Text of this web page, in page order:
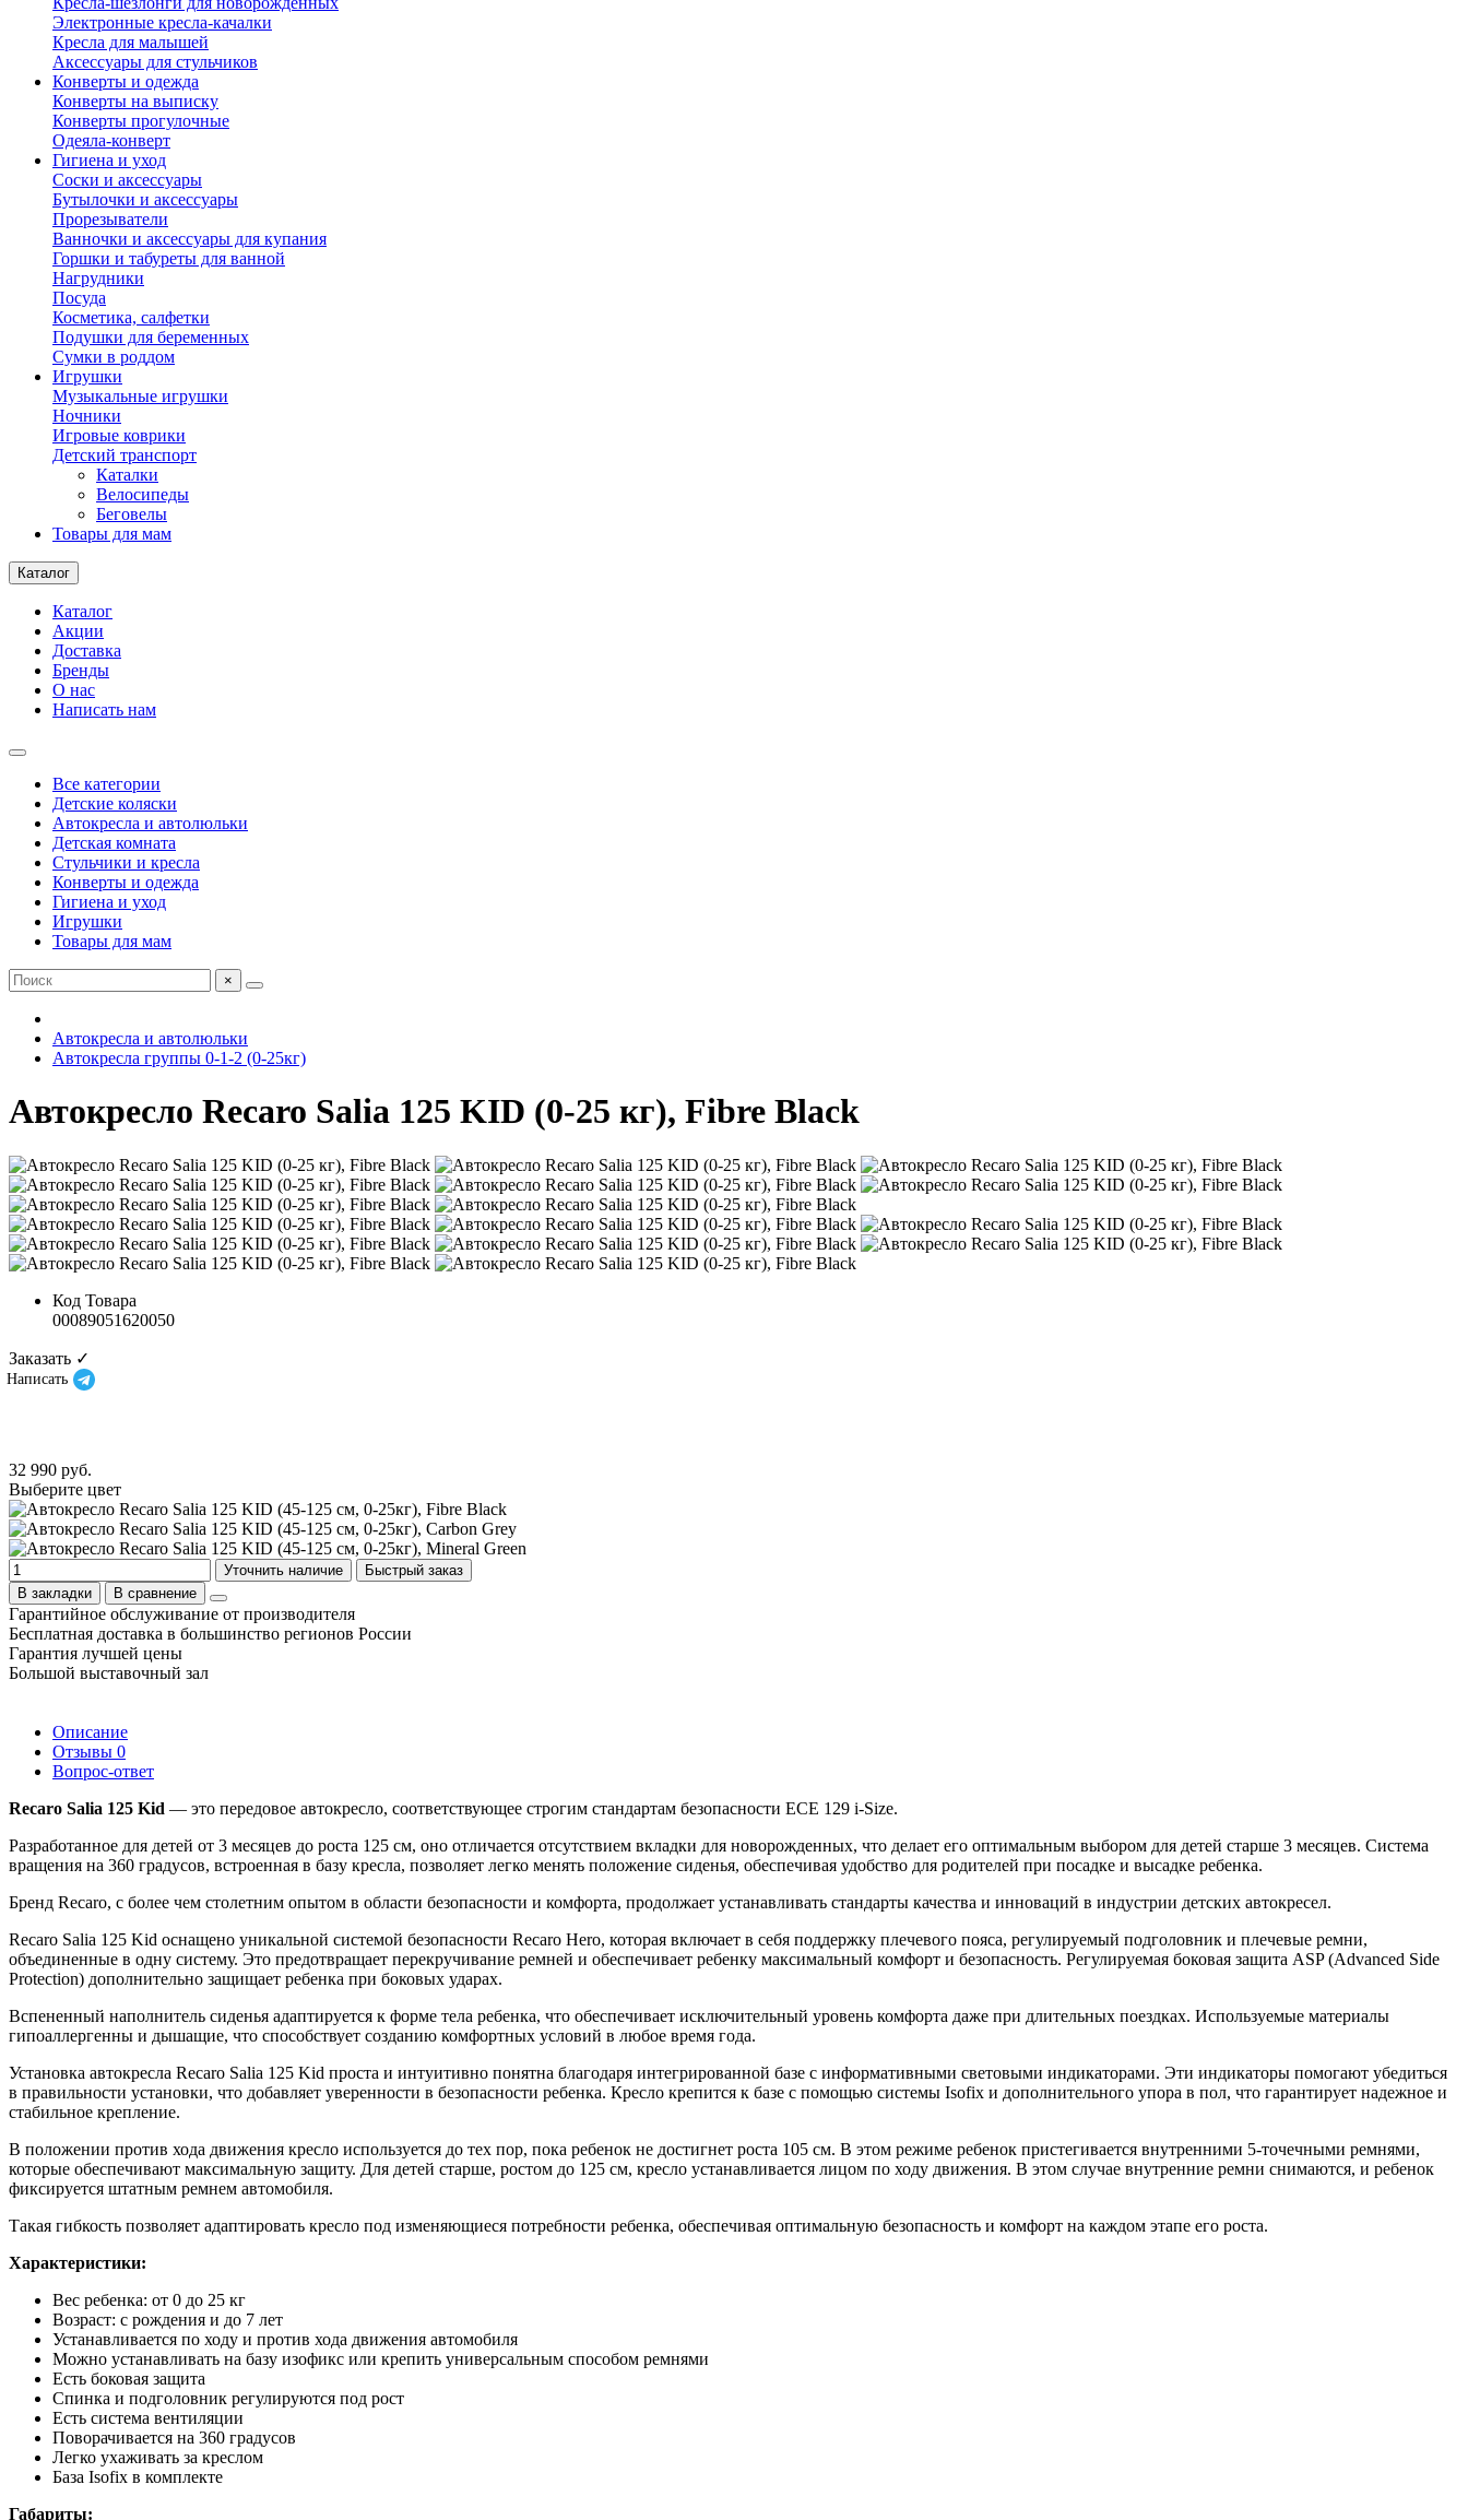
Электронные кресла-качалки
Кресла для малышей
Аксессуары для стульчиков
Конверты и одежда
Конверты на выписку
Конверты прогулочные
Одеяла-конверт
Гигиена и уход
Соски и аксессуары
Бутылочки и аксессуары
Прорезыватели
Ванночки и аксессуары для купания
Горшки и табуреты для ванной
Нагрудники
Посуда
Косметика, салфетки
Подушки для беременных
Сумки в роддом
Игрушки
Музыкальные игрушки
Ночники
Игровые коврики
Детский транспорт
Каталки
Велосипеды
Беговелы
Товары для мам
Каталог
Каталог
Акции
Доставка
Бренды
О нас
Написать нам
Все категории
Детские коляски
Автокресла и автолюльки
Детская комната
Стульчики и кресла
Конверты и одежда
Гигиена и уход
Игрушки
Товары для мам
×
Автокресла и автолюльки
Автокресла группы 0-1-2 (0-25кг)
Автокресло Recaro Salia 125 KID (0-25 кг), Fibre Black
Код Товара
00089051620050
Заказать ✓
Написать
32 990 руб.
Выберите цвет
Уточнить наличие
Быстрый заказ
В закладки
В сравнение
Гарантийное обслуживание от производителя
Бесплатная доставка в большинство регионов России
Гарантия лучшей цены
Большой выставочный зал
Описание
Отзывы 0
Вопрос-ответ
Recaro Salia 125 Kid — это передовое автокресло, соответствующее строгим стандартам безопасности ECE 129 i-Size.
Разработанное для детей от 3 месяцев до роста 125 см, оно отличается отсутствием вкладки для новорожденных, что делает его оптимальным выбором для детей старше 3 месяцев. Система
вращения на 360 градусов, встроенная в базу кресла, позволяет легко менять положение сиденья, обеспечивая удобство для родителей при посадке и высадке ребенка.
Бренд Recaro, с более чем столетним опытом в области безопасности и комфорта, продолжает устанавливать стандарты качества и инноваций в индустрии детских автокресел.
Recaro Salia 125 Kid оснащено уникальной системой безопасности Recaro Hero, которая включает в себя поддержку плечевого пояса, регулируемый подголовник и плечевые ремни,
объединенные в одну систему. Это предотвращает перекручивание ремней и обеспечивает ребенку максимальный комфорт и безопасность. Регулируемая боковая защита ASP (Advanced Side
Protection) дополнительно защищает ребенка при боковых ударах.
Вспененный наполнитель сиденья адаптируется к форме тела ребенка, что обеспечивает исключительный уровень комфорта даже при длительных поездках. Используемые материалы
гипоаллергенны и дышащие, что способствует созданию комфортных условий в любое время года.
Установка автокресла Recaro Salia 125 Kid проста и интуитивно понятна благодаря интегрированной базе с информативными световыми индикаторами. Эти индикаторы помогают убедиться
в правильности установки, что добавляет уверенности в безопасности ребенка. Кресло крепится к базе с помощью системы Isofix и дополнительного упора в пол, что гарантирует надежное и
стабильное крепление.
В положении против хода движения кресло используется до тех пор, пока ребенок не достигнет роста 105 см. В этом режиме ребенок пристегивается внутренними 5-точечными ремнями,
которые обеспечивают максимальную защиту. Для детей старше, ростом до 125 см, кресло устанавливается лицом по ходу движения. В этом случае внутренние ремни снимаются, и ребенок
фиксируется штатным ремнем автомобиля.
Такая гибкость позволяет адаптировать кресло под изменяющиеся потребности ребенка, обеспечивая оптимальную безопасность и комфорт на каждом этапе его роста.
Характеристики:
Вес ребенка: от 0 до 25 кг
Возраст: с рождения и до 7 лет
Устанавливается по ходу и против хода движения автомобиля
Можно устанавливать на базу изофикс или крепить универсальным способом ремнями
Есть боковая защита
Спинка и подголовник регулируются под рост
Есть система вентиляции
Поворачивается на 360 градусов
Легко ухаживать за креслом
База Isofix в комплекте
Габариты: